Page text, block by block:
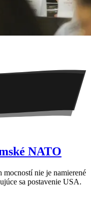
NATO
mocností nie je namierené
sa postavenie USA.